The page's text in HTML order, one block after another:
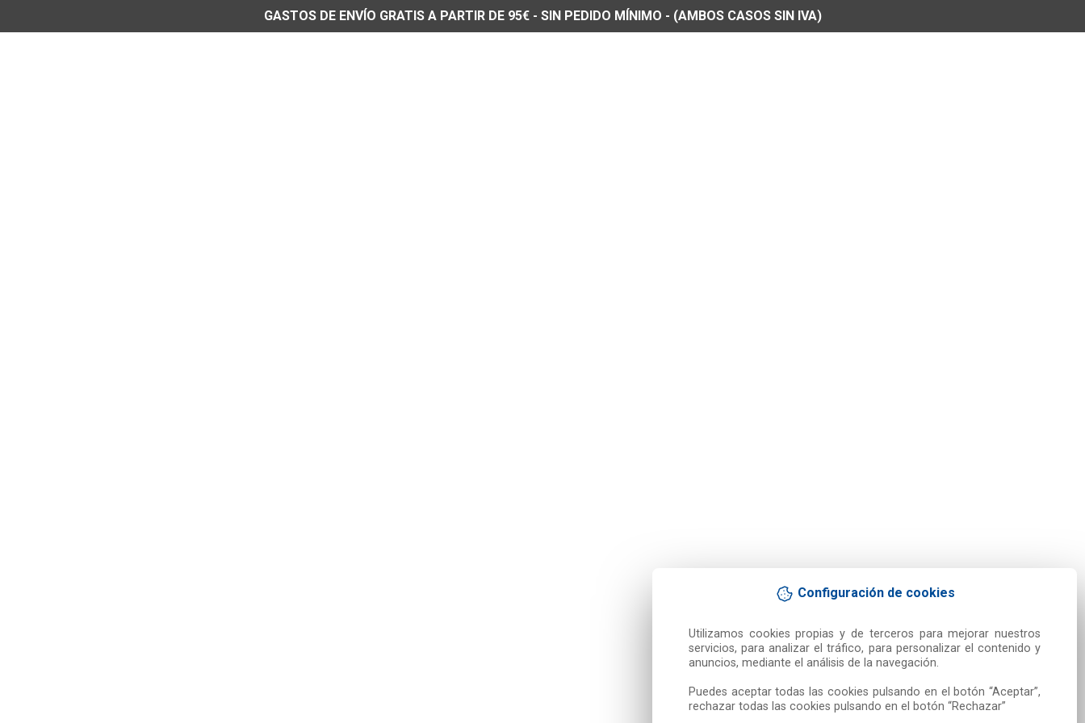
Configuración de cookies
Utilizamos cookies propias y de terceros para mejorar nuestros
servicios, para analizar el tráfico, para personalizar el contenido y
anuncios, mediante el análisis de la navegación.
Puedes aceptar todas las cookies pulsando en el botón “Aceptar”,
rechazar todas las cookies pulsando en el botón “Rechazar”
GASTOS DE ENVÍO GRATIS A PARTIR DE 95€ - SIN PEDIDO MÍNIMO - (AMBOS CASOS SIN IVA)